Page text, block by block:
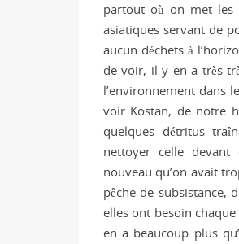
partout où on met les
asiatiques servant de
aucun déchets à
de voir, il y en a très
l’environnement dans
voir Kostan, de notre
quelques détritus
nettoyer celle devant
nouveau qu’on avait
pêche de subsistance,
elles ont besoin
en a beaucoup plus